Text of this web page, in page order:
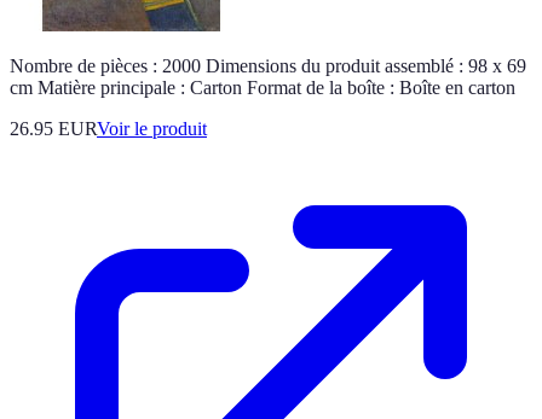
Nombre de pièces : 2000 Dimensions du produit assemblé : 98 x 69
cm Matière principale : Carton Format de la boîte : Boîte en carton
26.95 EURVoir le produit